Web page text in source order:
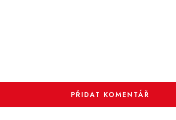
PŘIDAT KOMENTÁŘ